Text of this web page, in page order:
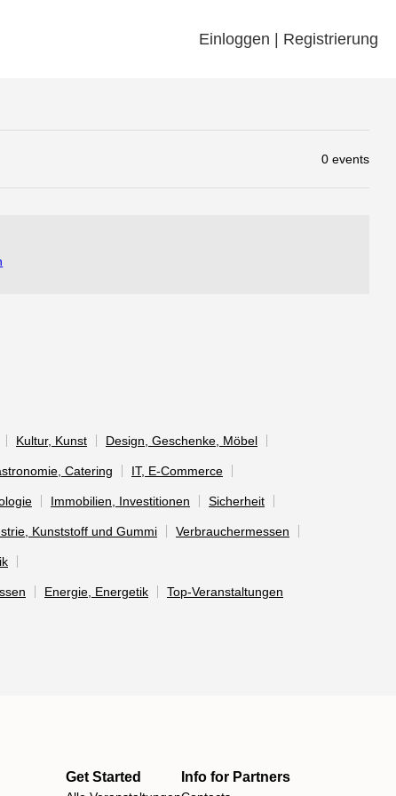
Einloggen | Registrierung
0 events
Kultur, Kunst Design, Geschenke, Möbel
Catering IT, E-Commerce
Immobilien, Investitionen Sicherheit
Kunststoff und Gummi Verbrauchermessen
Energie, Energetik Top-Veranstaltungen
Get Started Info for Partners